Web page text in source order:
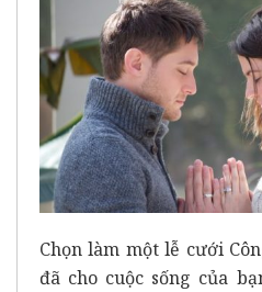
Chọn làm một lễ cưới
đã cho cuộc sống của